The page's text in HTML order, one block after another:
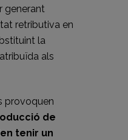
generant
retributiva en
la
als
provoquen
de
tenir un